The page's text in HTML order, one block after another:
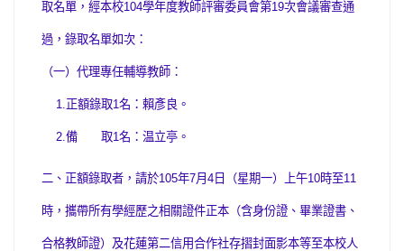
取名單，經本校104學年度教師評審委員會第19次會議審查通
過，錄取名單如次：
（一）代理專任輔導教師：
1. 正額錄取1名：賴彥良。
2.備 取1名：温立亭。
二、正額錄取者，請於105年7月 4 日（星期一）上午10時至11
時，攜帶所有學經歷之相關證件正本（含身份證、畢業證書、
合格教師證）及花蓮第二信用合作社存摺封面影本等至本校人